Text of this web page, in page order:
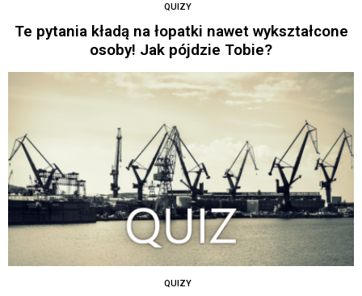
QUIZY
Te pytania kładą na łopatki nawet wykształcone
osoby! Jak pójdzie Tobie?
QUIZY